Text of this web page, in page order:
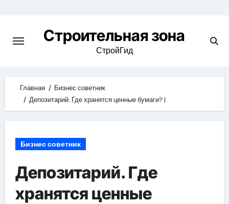
content
Строительная зона
СтройГид
Главная
Бизнес советник
Депозитарий. Где хранятся ценные бумаги? |
Бизнес советник
Депозитарий. Где
хранятся ценные